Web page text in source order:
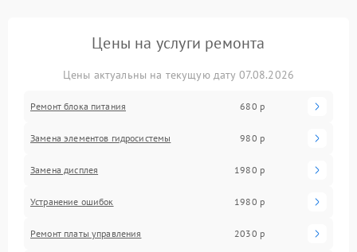
Цены на услуги ремонта
Цены актуальны на текущую дату 07.08.2026
Ремонт блока питания 680 р
Замена элементов гидросистемы 980 р
Замена дисплея 1980 р
Устранение ошибок 1980 р
Ремонт платы управления 2030 р